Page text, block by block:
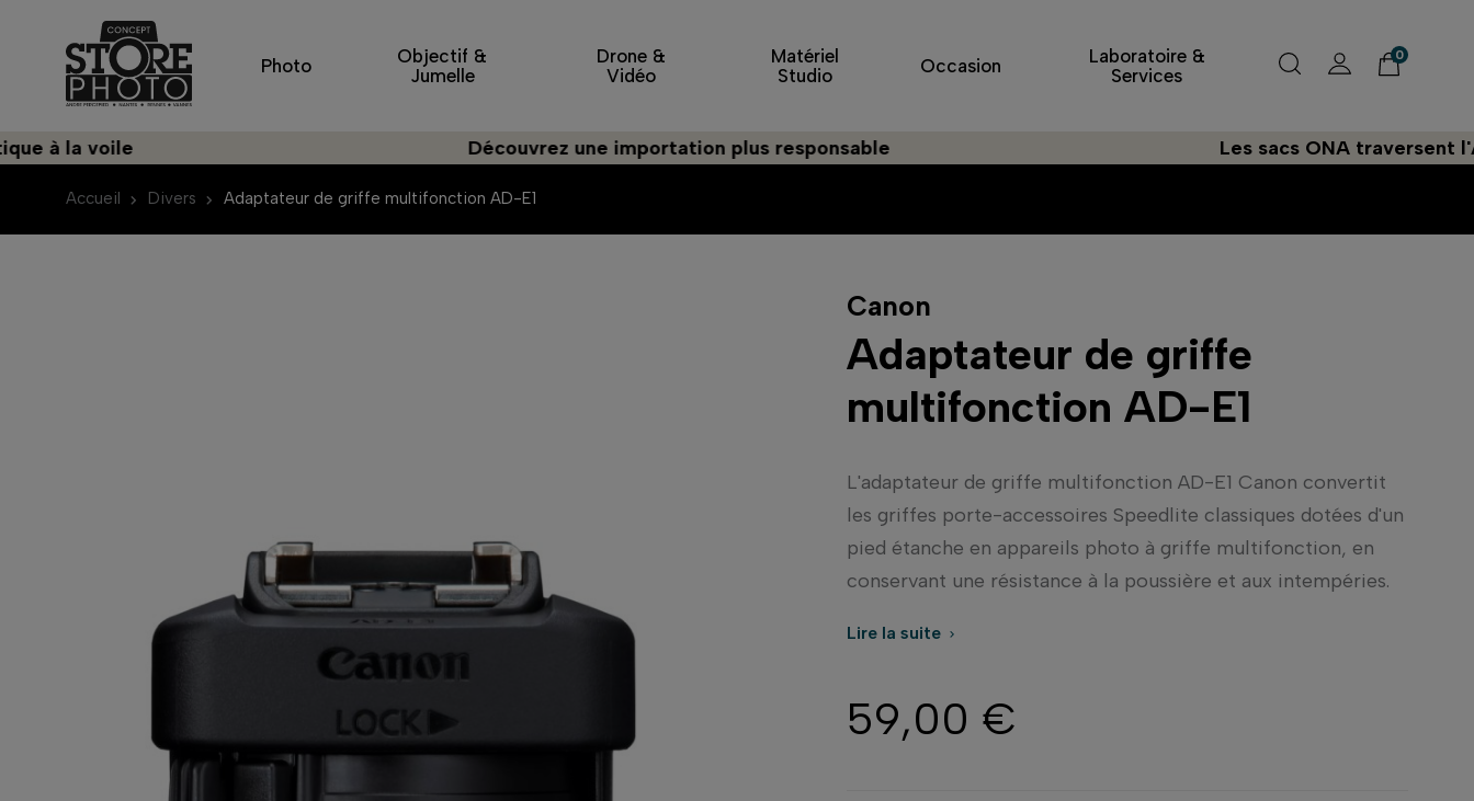
Photo
Objectif &
Jumelle
Drone &
Vidéo
Matériel
Studio
Occasion
Laboratoire &
Services
0
voile Découvrez une importation plus responsable Les sacs ONA traversent
Accueil Divers Adaptateur de griffe multifonction AD-E1
Canon
Adaptateur de griffe
multifonction AD-E1
L'adaptateur de griffe multifonction AD-E1 Canon convertit
les griffes porte-accessoires Speedlite classiques dotées d'un
pied étanche en appareils photo à griffe multifonction, en
conservant une résistance à la poussière et aux intempéries.
Lire la suite 
59,00 €